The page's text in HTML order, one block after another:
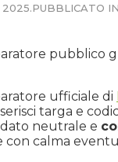
2025.PUBBLICATO IN
pubblico
ufficiale di
targa e
neutrale e
con calma